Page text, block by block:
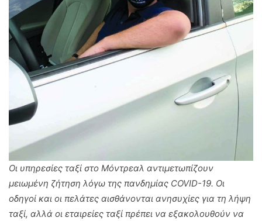
Οι υπηρεσίες ταξί στο Μόντρεαλ αντιμετωπίζουν
μειωμένη ζήτηση λόγω της πανδημίας COVID-19. Οι
οδηγοί και οι πελάτες αισθάνονται ανησυχίες για τη λήψη
ταξί, αλλά οι εταιρείες ταξί πρέπει να εξακολουθούν να